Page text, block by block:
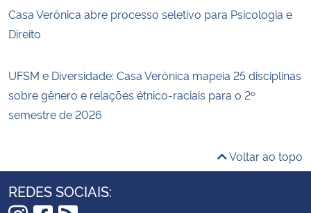
Casa Verônica abre processo seletivo para Psicologia e
Direito
UFSM e Diversidade: Casa Verônica mapeia 25 disciplinas
sobre gênero e relações étnico-raciais para o 2º
semestre de 2026
Voltar ao topo
REDES SOCIAIS: